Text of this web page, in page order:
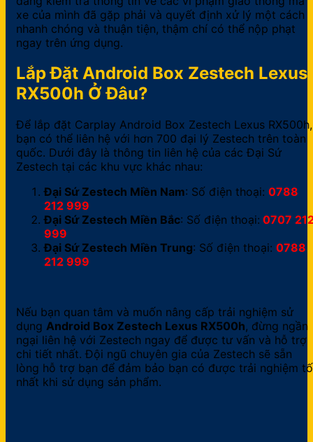
xe của mình đã gặp phải và quyết định xử lý một cách
nhanh chóng và thuận tiện, thậm chí có thể nộp phạt
ngay trên ứng dụng.
Lắp Đặt Android Box Zestech Lexus
RX500h Ở Đâu?
Để lắp đặt Carplay Android Box Zestech Lexus RX500h,
bạn có thể liên hệ với hơn 700 đại lý Zestech trên toàn
quốc. Dưới đây là thông tin liên hệ của các Đại Sứ
Zestech tại các khu vực khác nhau:
Đại Sứ Zestech Miền Nam: Số điện thoại: 0788
212 999
Đại Sứ Zestech Miền Bắc: Số điện thoại: 0707
999
Đại Sứ Zestech Miền Trung: Số điện thoại: 0788
212 999
Nếu bạn quan tâm và muốn nâng cấp trải nghiệm sử
dụng Android Box Zestech Lexus RX500h, đừng ngần
ngại liên hệ với Zestech ngay để được tư vấn và hỗ trợ
chi tiết nhất. Đội ngũ chuyên gia của Zestech sẽ sẵn
lòng hỗ trợ bạn để đảm bảo bạn có được trải nghiệm
nhất khi sử dụng sản phẩm.